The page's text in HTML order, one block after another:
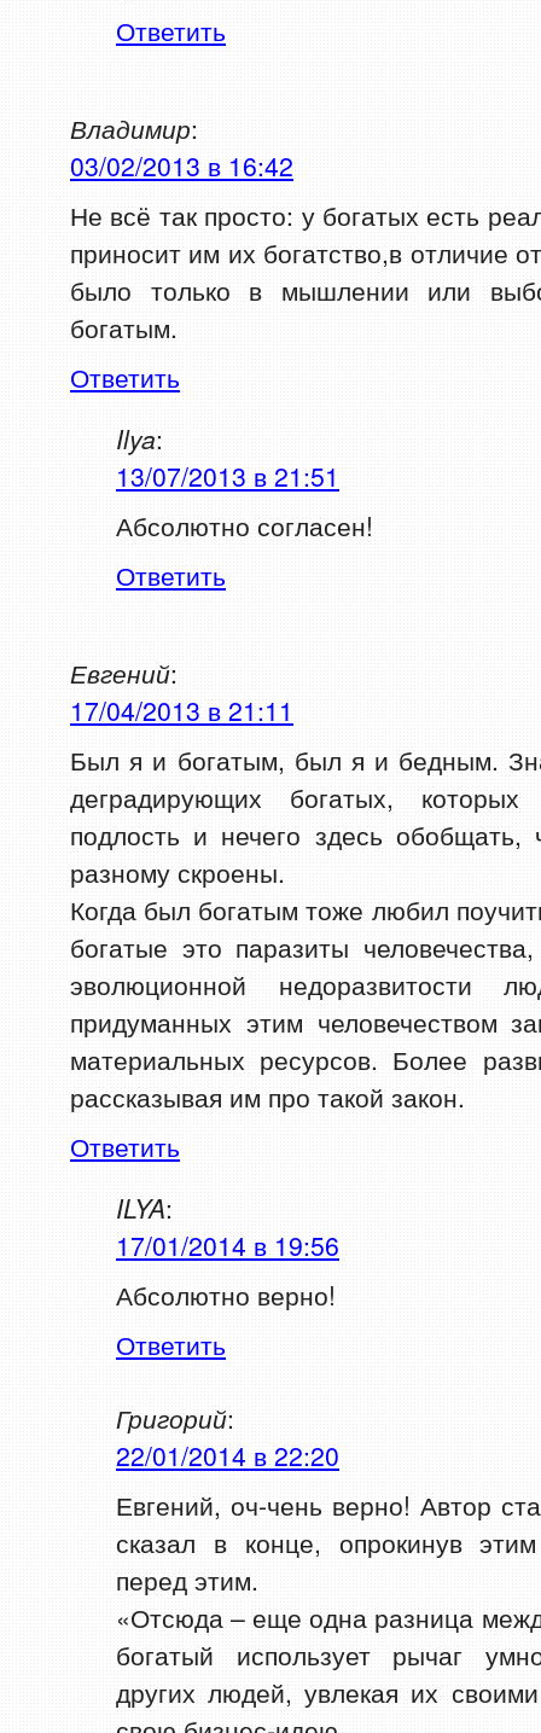
Ответить
Владимир:
03/02/2013 в 16:42
Не всё так просто: у богатых есть
приносит им их богатство,в отличие
было только в мышлении или
богатым.
Ответить
Ilya:
13/07/2013 в 21:51
Абсолютно согласен!
Ответить
Евгений:
17/04/2013 в 21:11
Был я и богатым, был я и бедным.
деградирующих богатых,
подлость и нечего здесь
разному скроены.
Когда был богатым тоже любил
богатые это паразиты
эволюционной недоразвитости
придуманных этим человечеством
материальных ресурсов. Более
рассказывая им про такой закон.
Ответить
ILYA:
17/01/2014 в 19:56
Абсолютно верно!
Ответить
Григорий:
22/01/2014 в 22:20
Евгений, оч-чень верно! Автор
сказал в конце, опрокинув
перед этим.
«Отсюда – еще одна разница
богатый использует рычаг
других людей, увлекая их